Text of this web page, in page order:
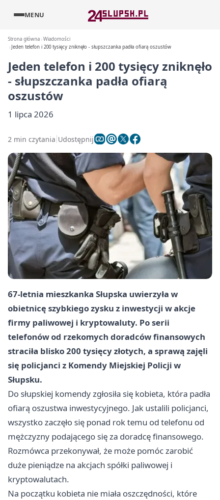
MENU
Strona główna Wiadomości
Jeden telefon i 200 tysięcy zniknęło - słupszczanka padła ofiarą oszustów
Jeden telefon i 200 tysięcy zniknęło
- słupszczanka padła ofiarą
oszustów
1 lipca 2026
2 min czytania Udostępnij
67-letnia mieszkanka Słupska uwierzyła w
obietnicę szybkiego zysku z inwestycji w akcje
firmy paliwowej i kryptowaluty. Po serii
telefonów od rzekomych doradców finansowych
straciła blisko 200 tysięcy złotych, a sprawą zajęli
się policjanci z Komendy Miejskiej Policji w
Słupsku.
Do słupskiej komendy zgłosiła się kobieta, która padła
ofiarą oszustwa inwestycyjnego. Jak ustalili policjanci,
wszystko zaczęło się ponad rok temu od telefonu od
mężczyzny podającego się za doradcę finansowego.
Rozmówca przekonywał, że może pomóc zarobić
duże pieniądze na akcjach spółki paliwowej i
kryptowalutach.
Na początku kobieta nie miała oszczędności, które